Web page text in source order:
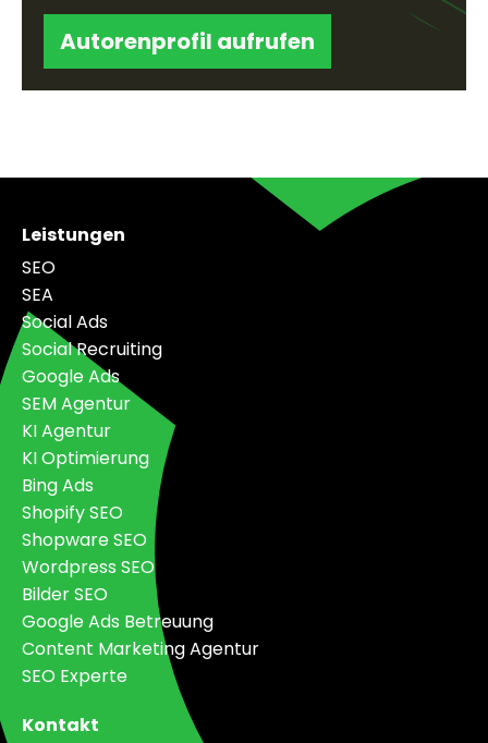
Autorenprofil aufrufen
Leistungen
SEO
SEA
Social Ads
Social Recruiting
Google Ads
SEM Agentur
KI Agentur
KI Optimierung
Bing Ads
Shopify SEO
Shopware SEO
Wordpress SEO
Bilder SEO
Google Ads Betreuung
Content Marketing Agentur
SEO Experte
Kontakt